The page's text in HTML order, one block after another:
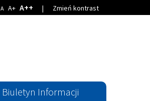
A A+ A++ | Zmień kontrast
Biuletyn Informacji